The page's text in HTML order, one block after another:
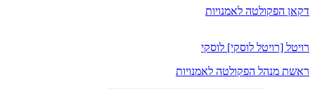
דקאן הפקולטה לאמנויות
רויטל [רויטל לוסקי] לוסקי
ראשת מנהל הפקולטה לאמנויות